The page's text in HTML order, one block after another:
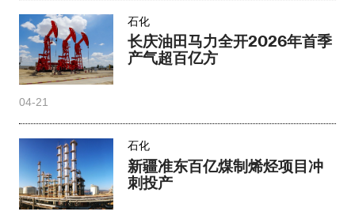
石化
长庆油田马力全开2026年首季
产气超百亿方
04-21
石化
新疆准东百亿煤制烯烃项目冲
刺投产